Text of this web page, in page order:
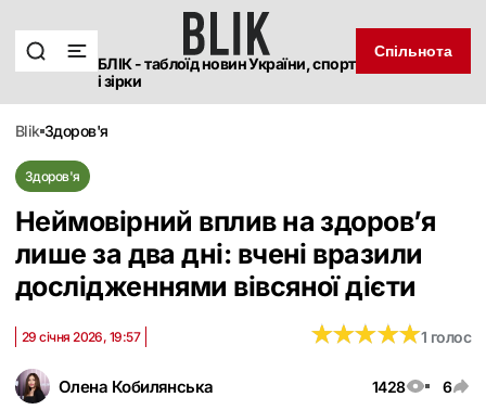
БЛІК - таблоїд новин України, спорт
і зірки
Спільнота
blik здоров'я
Здоров'я
Неймовірний вплив на здоровʼя
лише за два дні: вчені вразили
дослідженнями вівсяної дієти
Олена Кобилянська 1428 6
29 січня 2026, 19:57 ★★★★★
★★★★★1 голос